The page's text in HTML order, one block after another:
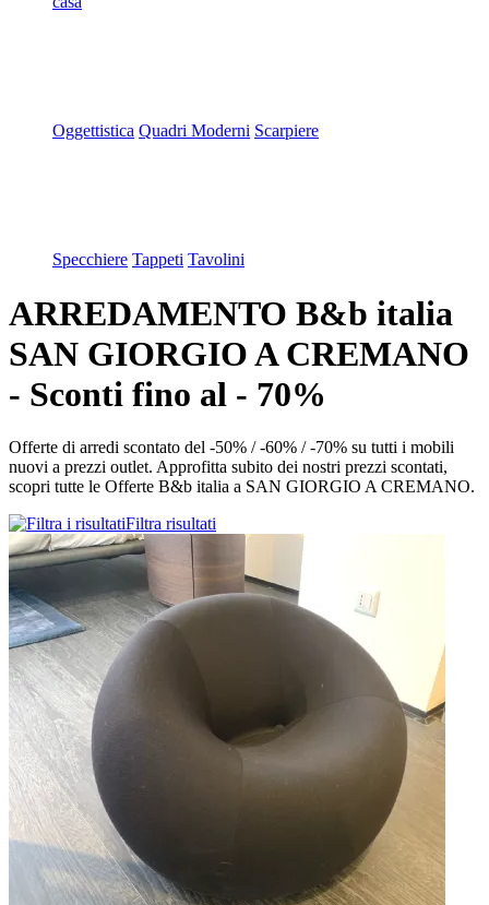
Oggettistica Quadri Moderni Scarpiere
Specchiere Tappeti Tavolini
ARREDAMENTO B&b italia
SAN GIORGIO A CREMANO
- Sconti fino al - 70%
Offerte di arredi scontato del -50% / -60% / -70% su tutti i mobili
nuovi a prezzi outlet. Approfitta subito dei nostri prezzi scontati,
scopri tutte le Offerte B&b italia a SAN GIORGIO A CREMANO.
Filtra risultati